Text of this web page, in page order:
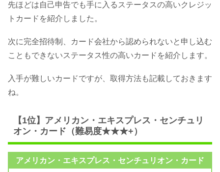
先ほどは自己申告でも手に入るステータスの高いクレジッ
トカードを紹介しました。
次に完全招待制、カード会社から認められないと申し込む
こともできないステータス性の高いカードを紹介します。
入手が難しいカードですが、取得方法も記載しておきます
ね。
【1位】アメリカン・エキスプレス・センチュリ
オン・カード（難易度★★★+）
アメリカン・エキスプレス・センチュリオン・カード